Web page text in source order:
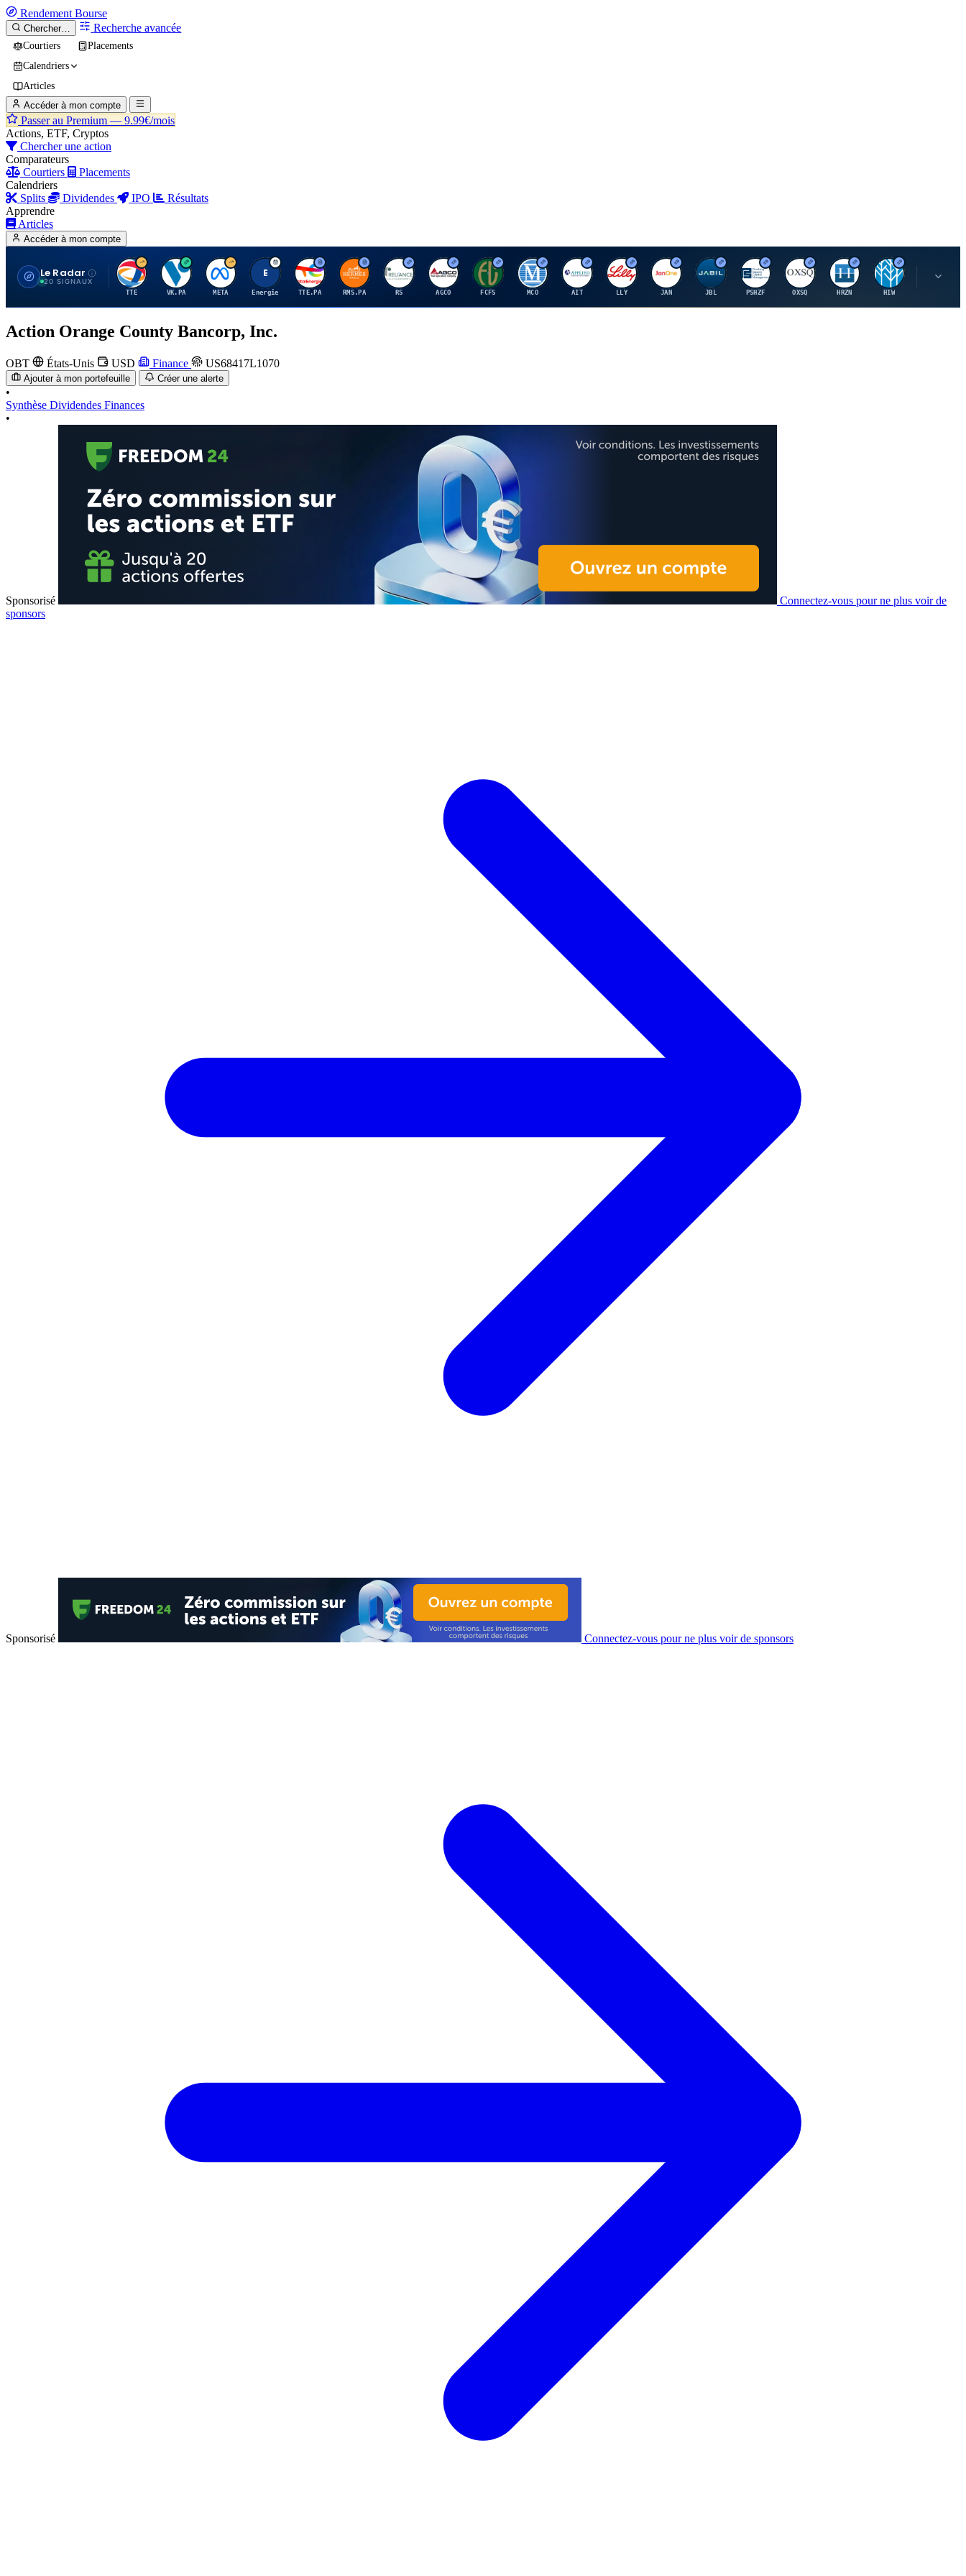
Rendement Bourse
Chercher… Recherche avancée
Courtiers
Placements
Calendriers
Articles
Accéder à mon compte
Passer au Premium — 9.99€/mois
Actions, ETF, Cryptos
Chercher une action
Comparateurs
Courtiers
Placements
Calendriers
Splits
Dividendes IPO
Résultats
Apprendre
Articles
Accéder à mon compte
Le Radar
20 SIGNAUX
T
TTE
V
VK.PA
M
META
E
Energie
T
TTE.PA
H
RMS.PA
R
RS
A
AGCO
F
FCFS
M
MCO
A
AIT
E
LLY
J
JAN
J
JBL
P
PSHZF
O
OXSQ
H
HRZN
H
HIW
U
Action Orange County Bancorp, Inc.
OBT États-Unis USD Finance US68417L1070
Ajouter à mon portefeuille Créer une alerte
•
Synthèse Dividendes Finances
•
Sponsorisé
Connectez-vous pour ne plus voir de
sponsors
Sponsorisé Connectez-vous pour ne plus voir de sponsors